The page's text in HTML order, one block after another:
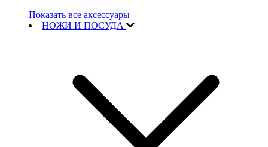
Показать все аксессуары
НОЖИ И ПОСУДА